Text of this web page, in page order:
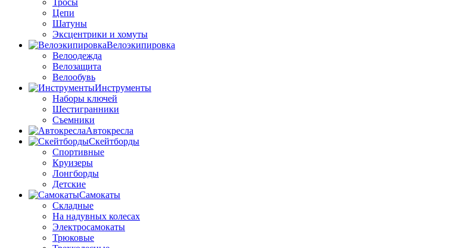
Тросы
Цепи
Шатуны
Эксцентрики и хомуты
Велоэкипировка
Велоодежда
Велозащита
Велообувь
Инструменты
Наборы ключей
Шестигранники
Съемники
Автокресла
Скейтборды
Спортивные
Круизеры
Лонгборды
Детские
Самокаты
Складные
На надувных колесах
Электросамокаты
Трюковые